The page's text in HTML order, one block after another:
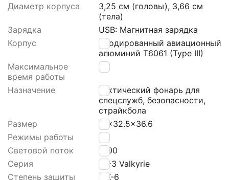
Диаметр корпуса
3,25 см (головы), 3,66 см
(тела)
Зарядка
USВ: Магнитная зарядка
Корпус
Анодированный авиационный
алюминий T6061 (Type III)
Максимальное
время работы
1,5
Назначение
Тактический фонарь для
спецслужб, безопасности,
страйкбола
Размер
81x32.5x36.6
Режимы работы
3
Световой поток
1500
Серия
PL-3 Valkyrie
Степень защиты
IРХ-6